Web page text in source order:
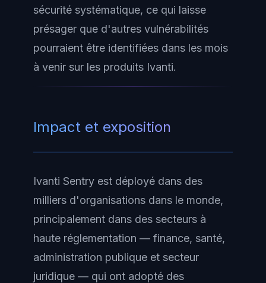
sécurité systématique, ce qui laisse
présager que d'autres vulnérabilités
pourraient être identifiées dans les mois
à venir sur les produits Ivanti.
Impact et exposition
Ivanti Sentry est déployé dans des
milliers d'organisations dans le monde,
principalement dans des secteurs à
haute réglementation — finance, santé,
administration publique et secteur
juridique — qui ont adopté des